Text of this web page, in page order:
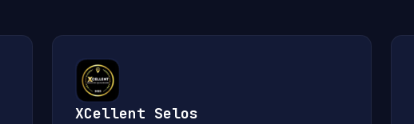
XCellent Selos